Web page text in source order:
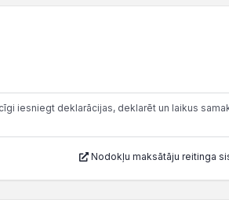
iesniegt deklarācijas, deklarēt un laikus
Nodokļu maksātāju reitinga